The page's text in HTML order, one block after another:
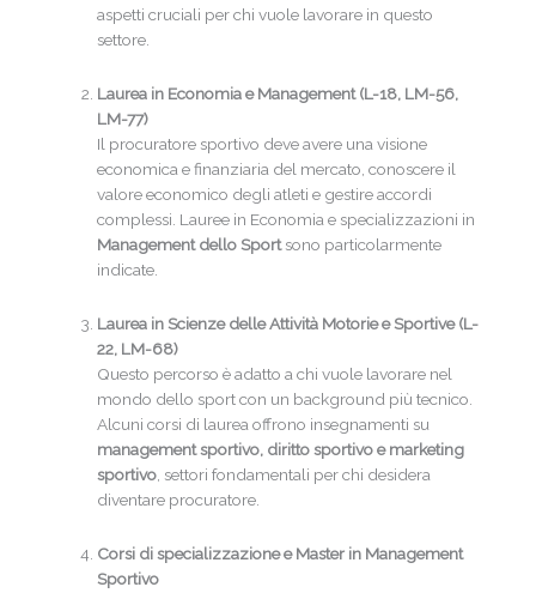
aspetti cruciali per chi vuole lavorare in questo
settore.
Laurea in Economia e Management (L-18, LM-56,
LM-77)
Il procuratore sportivo deve avere una visione
economica e finanziaria del mercato, conoscere il
valore economico degli atleti e gestire accordi
complessi. Lauree in Economia e specializzazioni in
Management dello Sportsono particolarmente
indicate.
Laurea in Scienze delle Attività Motorie e Sportive (L-
22, LM-68)
Questo percorso è adatto a chi vuole lavorare nel
mondo dello sport con un background più tecnico.
Alcuni corsi di laurea offrono insegnamenti su
management sportivo, diritto sportivo e marketing
sportivo , settori fondamentali per chi desidera
diventare procuratore.
Corsi di specializzazione e Master in Management
Sportivo